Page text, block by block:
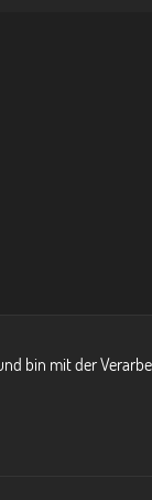
bin mit der